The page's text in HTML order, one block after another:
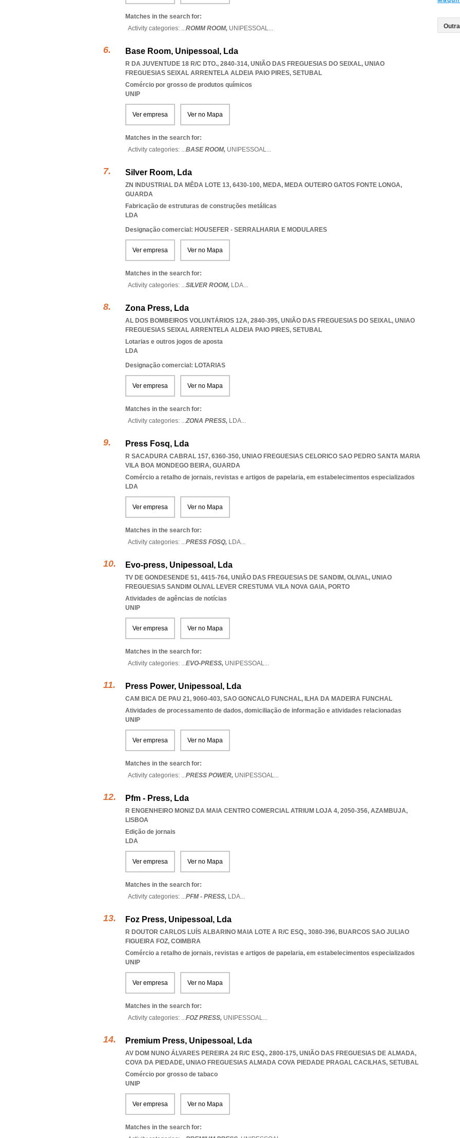
Matches in the search for:
Activity categories: ...ROMM ROOM, UNIPESSOAL...
Base Room, Unipessoal, Lda
R DA JUVENTUDE 18 R/C DTO., 2840-314, UNIÃO DAS FREGUESIAS DO SEIXAL, UNIAO
FREGUESIAS SEIXAL ARRENTELA ALDEIA PAIO PIRES, SETUBAL
Comércio por grosso de produtos químicos
UNIP
Ver empresa Ver no Mapa
Matches in the search for:
Activity categories: ...BASE ROOM, UNIPESSOAL...
Silver Room, Lda
ZN INDUSTRIAL DA MÊDA LOTE 13, 6430-100, MEDA, MEDA OUTEIRO GATOS FONTE LONGA,
GUARDA
Fabricação de estruturas de construções metálicas
LDA
Designação comercial: HOUSEFER - SERRALHARIA E MODULARES
Ver empresa Ver no Mapa
Matches in the search for:
Activity categories: ...SILVER ROOM, LDA...
Zona Press, Lda
AL DOS BOMBEIROS VOLUNTÁRIOS 12A, 2840-395, UNIÃO DAS FREGUESIAS DO SEIXAL, UNIAO
FREGUESIAS SEIXAL ARRENTELA ALDEIA PAIO PIRES, SETUBAL
Lotarias e outros jogos de aposta
LDA
Designação comercial: LOTARIAS
Ver empresa Ver no Mapa
Matches in the search for:
Activity categories: ...ZONA PRESS, LDA...
Press Fosq, Lda
R SACADURA CABRAL 157, 6360-350, UNIAO FREGUESIAS CELORICO SAO PEDRO SANTA MARIA
VILA BOA MONDEGO BEIRA, GUARDA
Comércio a retalho de jornais, revistas e artigos de papelaria, em estabelecimentos especializados
LDA
Ver empresa Ver no Mapa
Matches in the search for:
Activity categories: ...PRESS FOSQ, LDA...
Evo-press, Unipessoal, Lda
TV DE GONDESENDE 51, 4415-764, UNIÃO DAS FREGUESIAS DE SANDIM, OLIVAL, UNIAO
FREGUESIAS SANDIM OLIVAL LEVER CRESTUMA VILA NOVA GAIA, PORTO
Atividades de agências de notícias
UNIP
Ver empresa Ver no Mapa
Matches in the search for:
Activity categories: ...EVO-PRESS, UNIPESSOAL...
Press Power, Unipessoal, Lda
CAM BICA DE PAU 21, 9060-403, SAO GONCALO FUNCHAL, ILHA DA MADEIRA FUNCHAL
Atividades de processamento de dados, domiciliação de informação e atividades relacionadas
UNIP
Ver empresa Ver no Mapa
Matches in the search for:
Activity categories: ...PRESS POWER, UNIPESSOAL...
Pfm - Press, Lda
R ENGENHEIRO MONIZ DA MAIA CENTRO COMERCIAL ATRIUM LOJA 4, 2050-356, AZAMBUJA,
LISBOA
Edição de jornais
LDA
Ver empresa Ver no Mapa
Matches in the search for:
Activity categories: ...PFM - PRESS, LDA...
Foz Press, Unipessoal, Lda
R DOUTOR CARLOS LUÍS ALBARINO MAIA LOTE A R/C ESQ., 3080-396, BUARCOS SAO JULIAO
FIGUEIRA FOZ, COIMBRA
Comércio a retalho de jornais, revistas e artigos de papelaria, em estabelecimentos especializados
UNIP
Ver empresa Ver no Mapa
Matches in the search for:
Activity categories: ...FOZ PRESS, UNIPESSOAL...
Premium Press, Unipessoal, Lda
AV DOM NUNO ÁLVARES PEREIRA 24 R/C ESQ., 2800-175, UNIÃO DAS FREGUESIAS DE ALMADA,
COVA DA PIEDADE, UNIAO FREGUESIAS ALMADA COVA PIEDADE PRAGAL CACILHAS, SETUBAL
Comércio por grosso de tabaco
UNIP
Ver empresa Ver no Mapa
Matches in the search for: